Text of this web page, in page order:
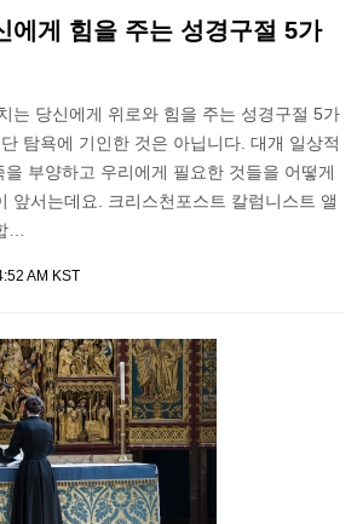
에게 힘을 주는 성경구절 5가
는 당신에게 위로와 힘을 주는 성경구절 5가
탐욕에 기인한 것은 아닙니다. 대개 일상적
부양하고 우리에게 필요한 것들을 어떻게
앞서는데요. 크리스천포스트 칼럼니스트 앨
…
AM KST